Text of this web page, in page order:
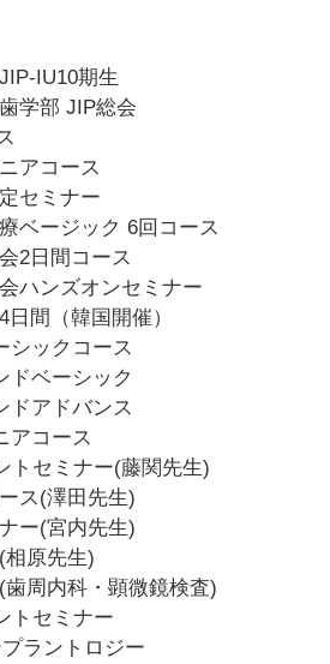
IU10期生
学部 JIP総会
アコース
セミナー
ベージック 6回コース
2日間コース
ハンズオンセミナー
間（韓国開催）
シックコース
ドベーシック
ドアドバンス
アコース
トセミナー(藤関先生)
ス(澤田先生)
ー(宮内先生)
相原先生)
周内科・顕微鏡検査)
トセミナー
ラントロジー